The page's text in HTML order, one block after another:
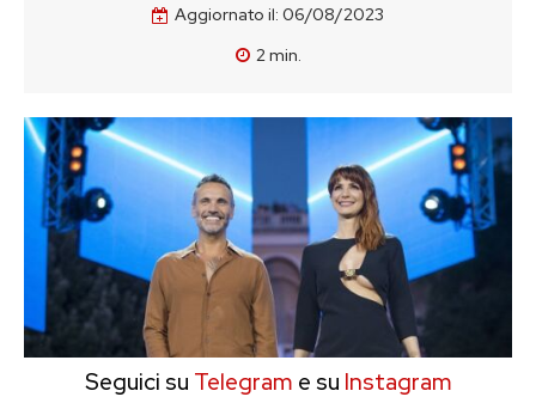
Aggiornato il: 06/08/2023
2min.
Seguici su Telegram e su Instagram